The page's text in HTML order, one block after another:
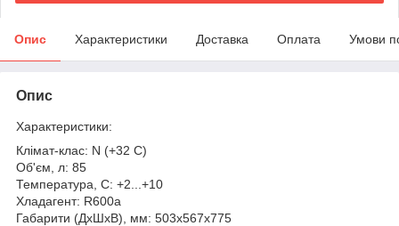
Опис Характеристики Доставка Оплата Умови
Опис
Характеристики:
Клімат-клас: N (+32 C)
Об'єм, л: 85
Температура, С: +2...+10
Хладагент: R600a
Габарити (ДхШхВ), мм: 503x567x775